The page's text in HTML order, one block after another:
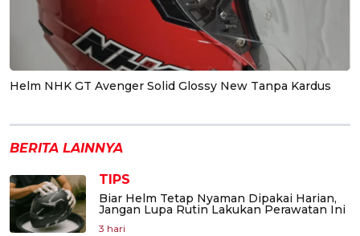
Helm NHK GT Avenger Solid Glossy New Tanpa Kardus
BERITA LAINNYA
TIPS
Biar Helm Tetap Nyaman Dipakai Harian,
Jangan Lupa Rutin Lakukan Perawatan Ini
3 hari